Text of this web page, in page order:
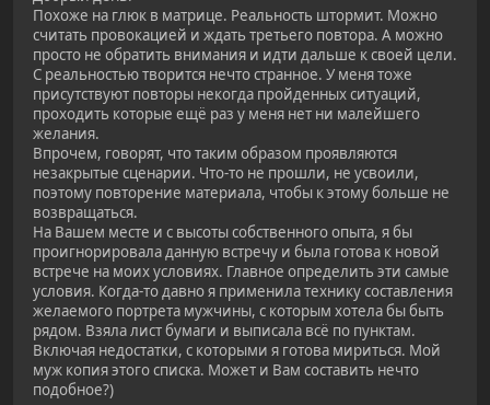
Похоже на глюк в матрице. Реальность штормит. Можно
считать провокацией и ждать третьего повтора. А можно
просто не обратить внимания и идти дальше к своей цели.
С реальностью творится нечто странное. У меня тоже
присутствуют повторы некогда пройденных ситуаций,
проходить которые ещё раз у меня нет ни малейшего
желания.
Впрочем, говорят, что таким образом проявляются
незакрытые сценарии. Что-то не прошли, не усвоили,
поэтому повторение материала, чтобы к этому больше не
возвращаться.
На Вашем месте и с высоты собственного опыта, я бы
проигнорировала данную встречу и была готова к новой
встрече на моих условиях. Главное определить эти самые
условия. Когда-то давно я применила технику составления
желаемого портрета мужчины, с которым хотела бы быть
рядом. Взяла лист бумаги и выписала всё по пунктам.
Включая недостатки, с которыми я готова мириться. Мой
муж копия этого списка. Может и Вам составить нечто
подобное?)